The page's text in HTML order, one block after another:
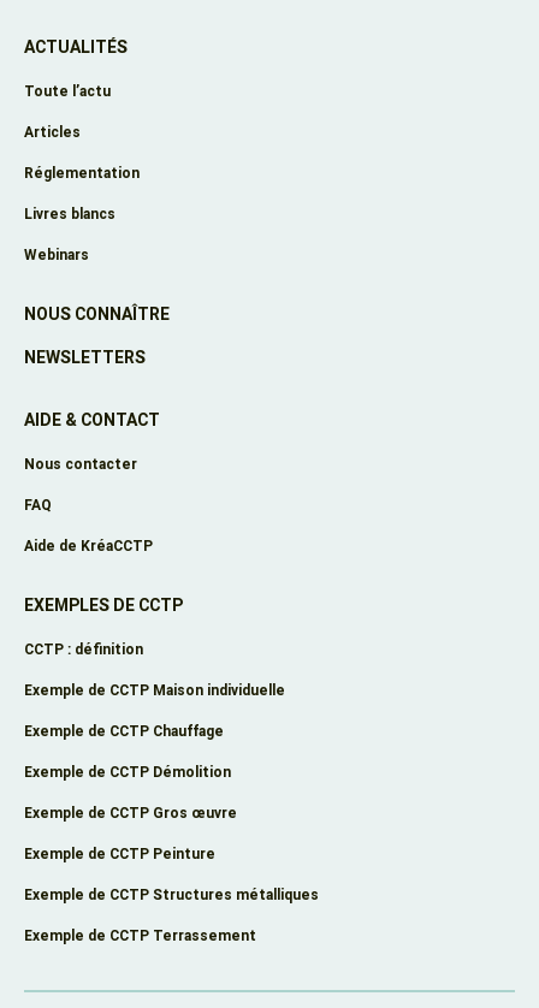
ACTUALITÉS
Toute l’actu
Articles
Réglementation
Livres blancs
Webinars
NOUS CONNAÎTRE
NEWSLETTERS
AIDE & CONTACT
Nous contacter
FAQ
Aide de KréaCCTP
EXEMPLES DE CCTP
CCTP : définition
Exemple de CCTP Maison individuelle
Exemple de CCTP Chauffage
Exemple de CCTP Démolition
Exemple de CCTP Gros œuvre
Exemple de CCTP Peinture
Exemple de CCTP Structures métalliques
Exemple de CCTP Terrassement